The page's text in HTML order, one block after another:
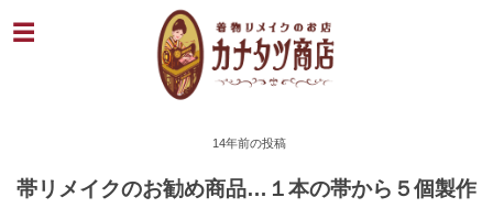
14年前の投稿
帯リメイクのお勧め商品…１本の帯から５個製作